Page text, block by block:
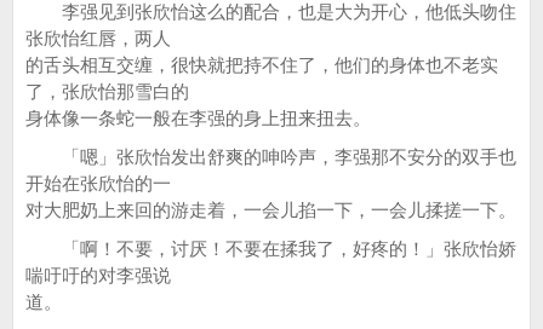
李强见到张欣怡这么的配合，也是大为开心，他低头吻住
张欣怡红唇，两人
的舌头相互交缠，很快就把持不住了，他们的身体也不老实
了，张欣怡那雪白的
身体像一条蛇一般在李强的身上扭来扭去。
「嗯」张欣怡发出舒爽的呻吟声，李强那不安分的双手也
开始在张欣怡的一
对大肥奶上来回的游走着，一会儿掐一下，一会儿揉搓一下。
「啊！不要，讨厌！不要在揉我了，好疼的！」张欣怡娇
喘吁吁的对李强说
道。